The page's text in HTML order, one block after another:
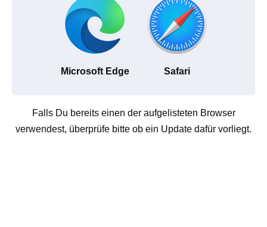
Microsoft Edge Safari
Falls Du bereits einen der aufgelisteten Browser
verwendest, überprüfe bitte ob ein Update dafür vorliegt.